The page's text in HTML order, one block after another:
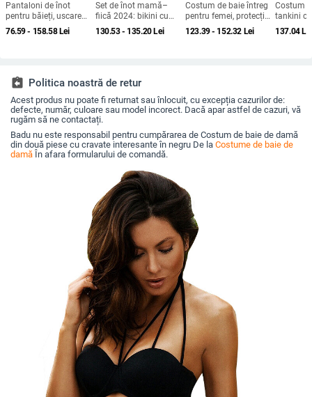
Pantaloni de înot
pentru băieți, uscare
rapidă, cu căptușeală
dublă – set de înot
76.59 - 158.58Lei
Set de înot mamă–
fiică 2024: bikini cu
fustă, două piese
130.53 - 135.20Lei
Costum de baie întreg
pentru femei, protecție
UV, uscare rapidă, fără
mâneci, cu burete
123.39 - 152.32Lei
Costum
tankini
și pernă
137.04Lei
assignment_return Politica noastră de retur
Acest produs nu poate fi returnat sau înlocuit, cu excepția cazurilor de:
defecte, număr, culoare sau model incorect. Dacă apar astfel de cazuri, vă
rugăm să ne contactați.
Badu nu este responsabil pentru cumpărarea de Costum de baie de damă
din două piese cu cravate interesante în negru De la Costume de baie de
damă În afara formularului de comandă.